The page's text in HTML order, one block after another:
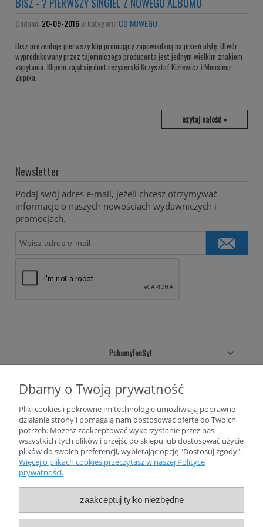
Dodano: 20-09-2016w kategorii: CO NOWEGO
Bisz prezentuje pierwszy klip promujący zapowiadaną na jesień płytę. Utwór
wyprodukowany przez tajemniczego producenta jest jednym wielkim znakiem
zapytania. Klipem zajął się duet reżyserski Krzysztof Kiziewicz i Monsieur
Zupika.
czytaj całość »
Newsletter
Podaj swój adres e-mail, jeżeli chcesz otrzymywać
informacje o naszych nowościach wydawniczych i
promocjach.
PchamyTenSyf
Sklepowe pólki
Twoje konto
Informacje
Dbamy o Twoją prywatność
Pliki cookies i pokrewne im technologie umożliwiają poprawne
działanie strony i pomagają nam dostosować ofertę do Twoich
potrzeb. Możesz zaakceptować wykorzystanie przez nas
wszystkich tych plików i przejść do sklepu lub dostosować użycie
plików do swoich preferencji, wybierając opcję "Dostosuj zgody".
Więcej o plikach cookies przeczytasz w naszej Polityce
prywatności.
zaakceptuj tylko niezbędne